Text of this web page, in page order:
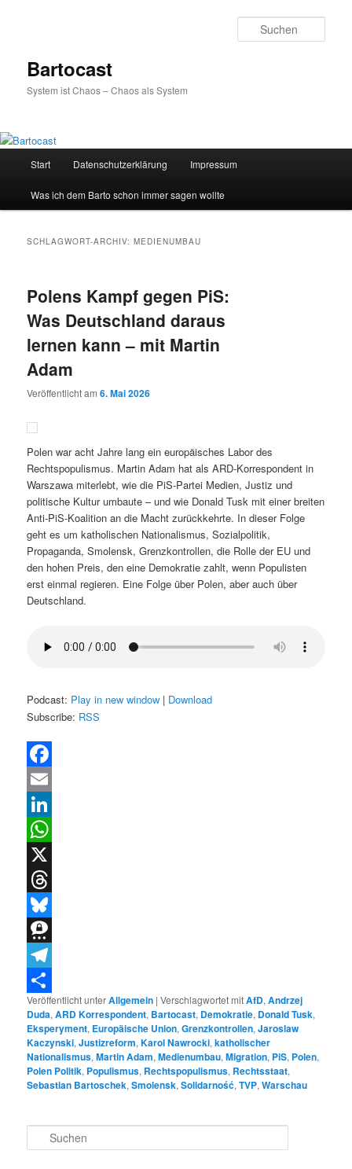
Bartocast
System ist Chaos – Chaos als System
Start Datenschutzerklärung Impressum
Was ich dem Barto schon immer sagen wollte
SCHLAGWORT-ARCHIV:MEDIENUMBAU
Polens Kampf gegen PiS:
Was Deutschland daraus
lernen kann – mit Martin
Adam
Veröffentlicht am6. Mai 2026
Polen war acht Jahre lang ein europäisches Labor des
Rechtspopulismus. Martin Adam hat als ARD-Korrespondent in
Warszawa miterlebt, wie die PiS-Partei Medien, Justiz und
politische Kultur umbaute – und wie Donald Tusk mit einer breiten
Anti-PiS-Koalition an die Macht zurückkehrte. In dieser Folge
geht es um katholischen Nationalismus, Sozialpolitik,
Propaganda, Smolensk, Grenzkontrollen, die Rolle der EU und
den hohen Preis, den eine Demokratie zahlt, wenn Populisten
erst einmal regieren. Eine Folge über Polen, aber auch über
Deutschland.
Podcast: Play in new window | Download
Subscribe: RSS
Facebook
Email
LinkedIn
WhatsApp
X
Threads
Bluesky
Threema
Telegram
Teilen
Veröffentlicht unterAllgemein |Verschlagwortet mitAfD,Andrzej
Duda,ARD Korrespondent, Bartocast, Demokratie, Donald Tusk,
Eksperyment, Europäische Union,Grenzkontrollen,Jaroslaw
Kaczynski,Justizreform,Karol Nawrocki,katholischer
Nationalismus,Martin Adam,Medienumbau,Migration, PiS, Polen,
Polen Politik, Populismus, Rechtspopulismus, Rechtsstaat,
Sebastian Bartoschek,Smolensk,Solidarność,TVP,Warschau
u